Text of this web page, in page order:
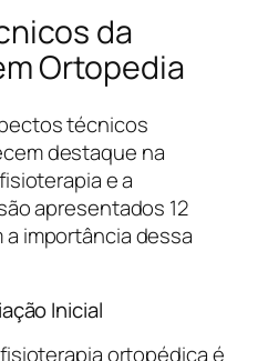
da
Ortopedia
técnicos
destaque na
e a
apresentados 12
importância dessa
Inicial
ortopédica é